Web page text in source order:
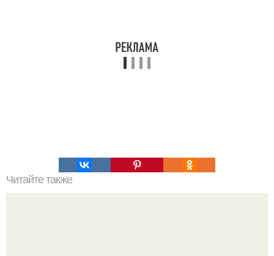
Читайте также